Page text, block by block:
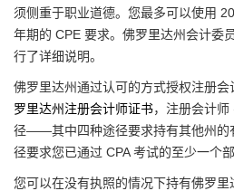
须侧重于职业道德。您最多可以使用
年期的 CPE 要求。佛罗里达州会计委
行了详细说明。
佛罗里达州通过认可的方式授权注册会
罗里达州注册会计师证书，注册会计
径——其中四种途径要求持有其他州的
径要求您已通过 CPA 考试的至少一个
您可以在没有执照的情况下持有佛罗